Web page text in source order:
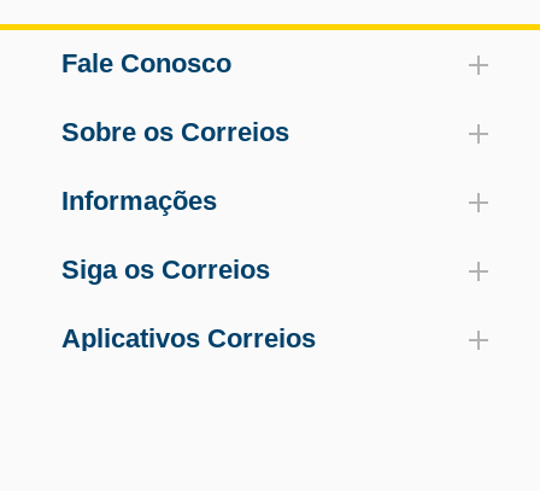
Fale Conosco
Sobre os Correios
Informações
Siga os Correios
Aplicativos Correios